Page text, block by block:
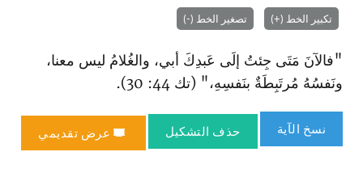
تكبير الخط (+) تصغير الخط (-)
"فالآنَ مَتَى جِئتُ إلَى عَبدِكَ أبي، والغُلامُ ليس معنا،
ونَفسُهُ مُرتَبِطَةٌ بنَفسِهِ،" (تك 44: 30).
نسخ الآية حذف التشكيل عرض تقديمي